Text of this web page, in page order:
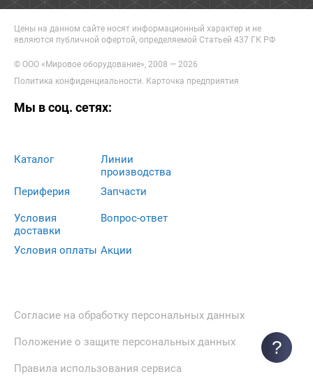
?
Цены на данном сайте носят информационный характер и не
являются публичной офертой, определяемой Статьей 437 ГК РФ
© ООО «Мировое оборудование», 2008 — 2026
Политика конфиденциальности Карточка предприятия
Мы в соц. сетях:
Каталог
Периферия
Линии
производства
Запчасти
Условия
доставки
Условия оплаты
Вопрос-ответ
Акции
Согласие на обработку персональных данных
Положение о защите персональных данных
Правила использования сервиса